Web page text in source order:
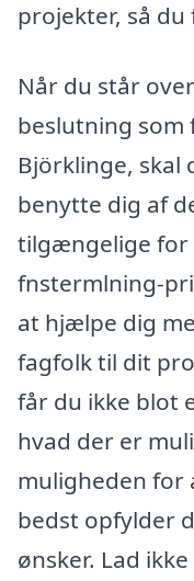
projekter, så
Når du står
beslutning
Björklinge, skal
benytte dig af
tilgængelige for
fnstermlning-
at hjælpe dig
fagfolk til dit
får du ikke blot
hvad der er
muligheden for
bedst opfylder
ønsker. Lad